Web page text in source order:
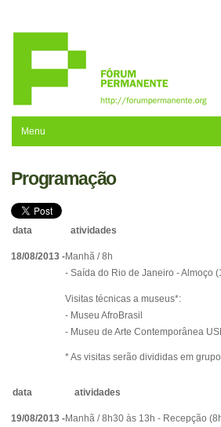
navegação
Menu
Programação
data atividades
18/08/2013 -Manhã / 8h
- Saída do Rio de Janeiro - Almoço
Visitas técnicas a museus*:
- Museu AfroBrasil
- Museu de Arte Contemporânea
* As visitas serão divididas em
data atividades
19/08/2013 -Manhã / 8h30 às 13h - Recepção